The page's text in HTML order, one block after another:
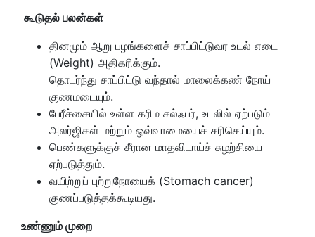
கூடுதல் பலன்கள்
தினமும் ஆறு பழங்களைச் சாப்பிட்டுவர உடல் எடை
(Weight) அதிகரிக்கும்.
தொடர்ந்து சாப்பிட்டு வந்தால் மாலைக்கண் நோய்
குணமடையும்.
பேரீச்சையில் உள்ள கரிம சல்ஃபர், உடலில் ஏற்படும்
அலர்ஜிகள் மற்றும் ஒவ்வாமையைச் சரிசெய்யும்.
பெண்களுக்குச் சீரான மாதவிடாய்ச் சுழற்சியை
ஏற்படுத்தும்.
வயிற்றுப் புற்றுநோயைக் (Stomach cancer)
குணப்படுத்தக்கூடியது.
உண்ணும் முறை